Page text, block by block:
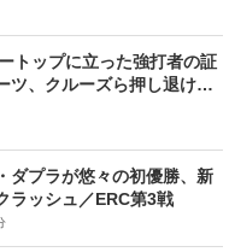
大谷翔平も感心
トップに立った強打者の証
ツ、クルーズら押し退けて
ダプラが悠々の初優勝、新
ラッシュ／ERC第3戦